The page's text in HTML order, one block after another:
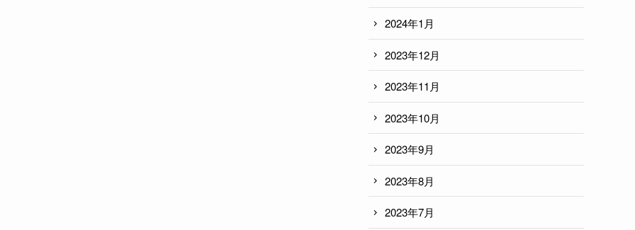
2024年1月
2023年12月
2023年11月
2023年10月
2023年9月
2023年8月
2023年7月